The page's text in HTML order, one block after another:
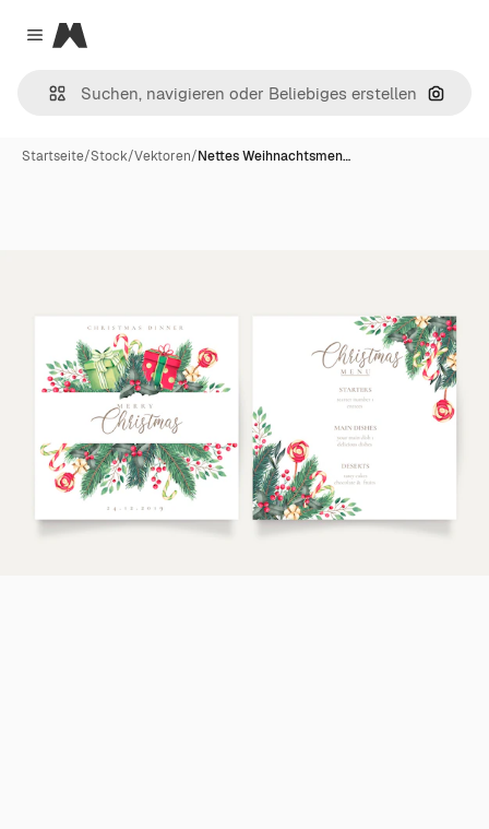
Close menu
Magnific
Nach
Startseite/Stock/Vektoren/Nettes Weihnachtsmen…